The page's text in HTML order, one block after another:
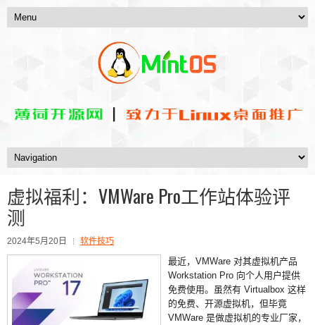
虚拟福利：VMWare Pro工作站体验评
测
2024年5月20日 软件技巧
最近，VMWare 对其虚拟机产品
Workstation Pro 向个人用户提供
免费使用。虽然有 Virtualbox 这样
的免费、开源虚拟机，但毕竟
VMWare 是做虚拟机的专业厂家，